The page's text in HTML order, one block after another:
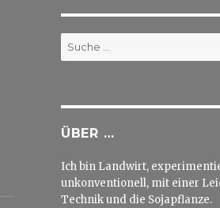
Suche
nach:
ÜBER …
Ich bin Landwirt,
unkonventionell, mit einer
Technik und die Sojapflanze.